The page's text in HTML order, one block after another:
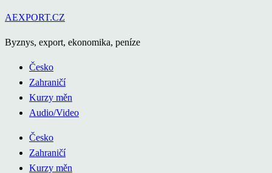
Přejít
obsahu
AEXPORT.CZ
Byznys, export, ekonomika, peníze
Česko
Zahraničí
Kurzy měn
Audio/Video
Česko
Zahraničí
Kurzy měn